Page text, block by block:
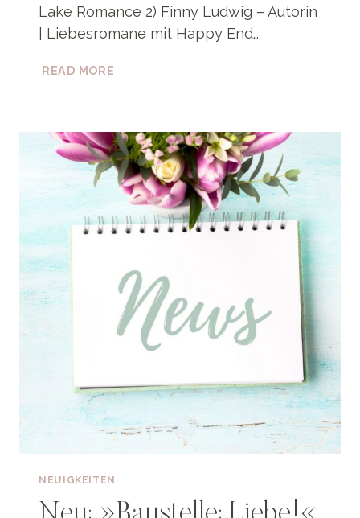
Lake Romance 2) Finny Ludwig – Autorin
| Liebesromane mit Happy End…
READ MORE
PHOEBE
&
LUKE
(BIG
LAKE
ROMANCE
-2)
NEUIGKEITEN